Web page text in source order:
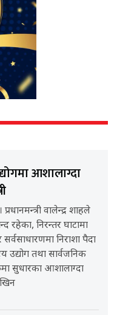
आशालाग्दा
वालेन्द्र शाहले
रहेका, निरन्तर घाटामा
निराशा पैदा
उद्योग तथा सार्वजनिक
सुधारका आशालाग्दा